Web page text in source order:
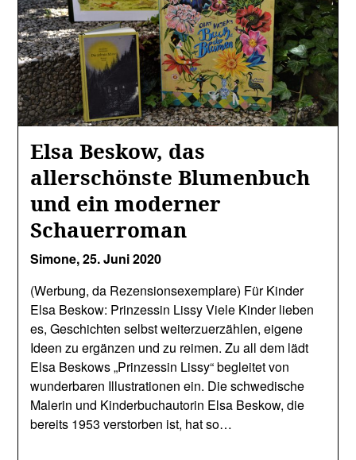
Elsa Beskow, das
allerschönste Blumenbuch
und ein moderner
Schauerroman
Simone,25. Juni 2020
(Werbung, da Rezensionsexemplare) Für Kinder
Elsa Beskow: Prinzessin Lissy Viele Kinder lieben
es, Geschichten selbst weiterzuerzählen, eigene
Ideen zu ergänzen und zu reimen. Zu all dem lädt
Elsa Beskows „Prinzessin Lissy“ begleitet von
wunderbaren Illustrationen ein. Die schwedische
Malerin und Kinderbuchautorin Elsa Beskow, die
bereits 1953 verstorben ist, hat so…